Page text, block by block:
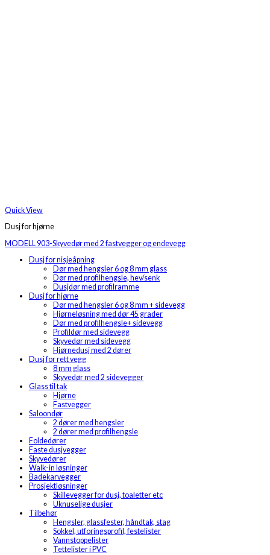
Quick View
Dusj for hjørne
MODELL 903-Skyvedør med 2 fastvegger og endevegg
Dusj for nisjeåpning
Dør med hengsler 6 og 8 mm glass
Dør med profilhengsle, hev/senk
Dusjdør med profilramme
Dusj for hjørne
Dør med hengsler 6 og 8 mm + sidevegg
Hjørneløsning med dør 45 grader
Dør med profilhengsle+ sidevegg
Profildør med sidevegg
Skyvedør med sidevegg
Hjørnedusj med 2 dører
Dusj for rett vegg
8 mm glass
Skyvedør med 2 sidevegger
Glass til tak
Hjørne
Fastvegger
Saloondør
2 dører med hengsler
2 dører med profilhengsle
Foldedører
Faste dusjvegger
Skyvedører
Walk-in løsninger
Badekarvegger
Prosjektløsninger
Skillevegger for dusj, toaletter etc
Uknuselige dusjer
Tilbehør
Hengsler, glassfester, håndtak, stag
Sokkel, utforingsprofil, festelister
Vannstoppelister
Tettelister i PVC